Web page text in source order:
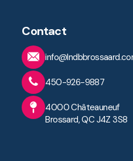
Contact
450-926-9887
4000 Châteauneuf
Brossard, QC J4Z 3S8